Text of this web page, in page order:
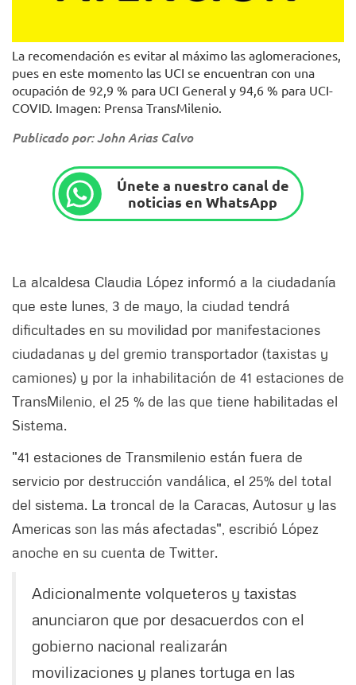
La recomendación es evitar al máximo las aglomeraciones,
pues en este momento las UCI se encuentran con una
ocupación de 92,9 % para UCI General y 94,6 % para UCI-
COVID. Imagen: Prensa TransMilenio.
Publicado por: John Arias Calvo
Únete a nuestro canal de
noticias en WhatsApp
La alcaldesa Claudia López informó a la ciudadanía
que este lunes, 3 de mayo, la ciudad tendrá
dificultades en su movilidad por manifestaciones
ciudadanas y del gremio transportador (taxistas y
camiones) y por la inhabilitación de 41 estaciones de
TransMilenio, el 25 % de las que tiene habilitadas el
Sistema.
"41 estaciones de Transmilenio están fuera de
servicio por destrucción vandálica, el 25% del total
del sistema. La troncal de la Caracas, Autosur y las
Americas son las más afectadas", escribió López
anoche en su cuenta de Twitter.
Adicionalmente volqueteros y taxistas
anunciaron que por desacuerdos con el
gobierno nacional realizarán
movilizaciones y planes tortuga en las